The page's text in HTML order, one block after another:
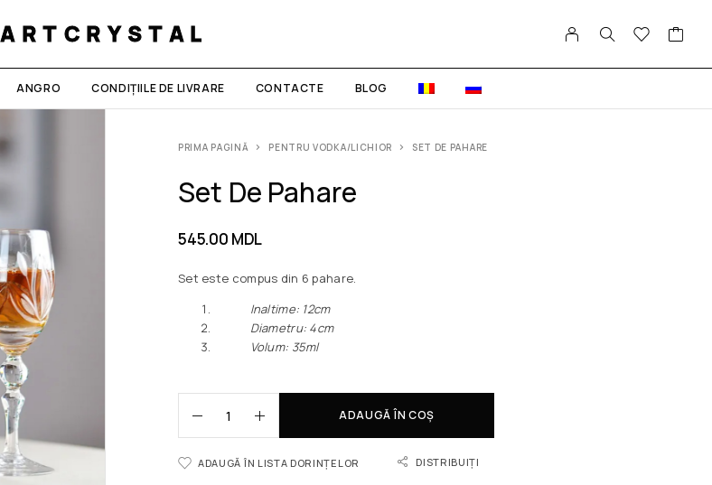
ARTCRYSTAL
ANGRO CONDIȚIILE DE LIVRARE CONTACTE BLOG
PRIMA PAGINĂ PENTRU VODKA/LICHIOR SET DE PAHARE
Set De Pahare
545.00 MDL
Set este compus din 6 pahare.
Inaltime: 12сm
Diametru: 4сm
Volum: 35ml
ADAUGĂ ÎN COȘ
ADAUGĂ ÎN LISTA DORINȚELOR DISTRIBUIȚI